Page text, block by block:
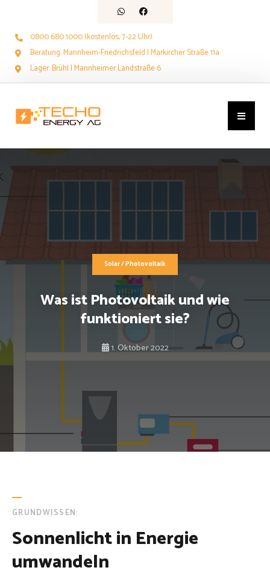
0800 680 1000 (kostenlos, 7-22 Uhr)
Beratung: Mannheim-Friedrichsfeld | Markircher Straße 11a
Lager: Brühl | Mannheimer Landstraße 6
Solar / Photovoltaik
Was ist Photovoltaik und wie
funktioniert sie?
1. Oktober 2022
GRUNDWISSEN:
Sonnenlicht in Energie
umwandeln